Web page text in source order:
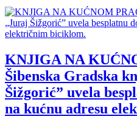
KNJIGA NA
Šibenska Gradska
Šižgorić” uvela
na kućnu adresu